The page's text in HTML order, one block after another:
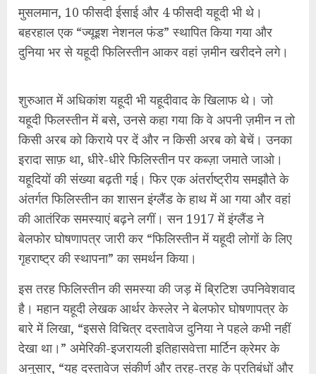
यहूदियों की संख्या बढ़ती गई। फिर एक अंतर्राष्ट्रीय समझौते के
अंतर्गत फिलिस्तीन का शासन इंग्लैंड के हाथ में आ गया और वहां
की आतंरिक समस्याएं बढ़ने लगीं। सन 1917 में इंग्लैंड ने
इस तरह फिलिस्तीन की समस्या की जड़ में ब्रिटिश उपनिवेशवाद
है। महान यहूदी लेखक आर्थर केस्लेर ने बेलफोर घोषणापत्र के
बारे में लिखा, “इससे विचित्र दस्तावेज दुनिया ने पहले कभी नहीं
देखा था।” अमेरिकी-इजरायली इतिहासवेत्ता मार्टिन क्रेमर के
अनुसार, “यह दस्तावेज संकीर्ण और तरह-तरह के प्रतिबंधों और
रोकों पर आधारित राजनैतिक यहूदीवाद की ओर पहला कदम
था।” अरब लोगों ने 1936 के बाद से इस घुसपैठ का प्रतिरोध
करना शुरू किया, परन्तु उसे ब्रिटेन ने कुचल दिया।
हिटलर द्वारा यहूदियों की प्रताड़ना के चलते द्वितीय विश्वयुद्ध की
समाप्ति के बाद, यहूदी और बड़ी संख्या में यहां बसने लगे। यह
दिलचस्प है कि यूरोप के देशों और अमेरिका ने यहूदियों को उनके
देश में बसने के लिए कभी प्रोत्साहित नहीं किया। कुछ वक्त बाद,